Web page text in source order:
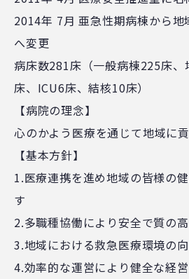
2014年 7月 亜急性期病棟から地
へ変更
病床数281床（一般病棟225床
床、ICU6床、結核10床）
【病院の理念】
心のかよう医療を通じて地域に
【基本方針】
1.医療連携を進め地域の皆様の
す
2.多職種協働により安全で質の
3.地域における救急医療環境の
4.効率的な運営により健全な経